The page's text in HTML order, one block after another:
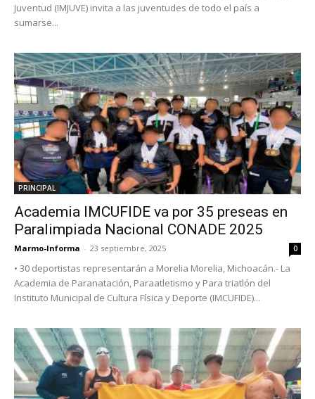
Juventud (IMJUVE) invita a las juventudes de todo el país a
sumarse...
PRINCIPAL
Academia IMCUFIDE va por 35 preseas en
Paralimpiada Nacional CONADE 2025
Marmo-Informa - 23 septiembre, 2025 0
• 30 deportistas representarán a Morelia Morelia, Michoacán.- La
Academia de Paranatación, Paraatletismo y Para triatlón del
Instituto Municipal de Cultura Física y Deporte (IMCUFIDE)...